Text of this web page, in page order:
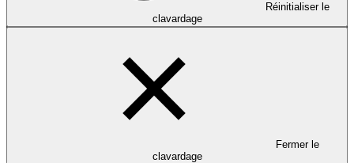
Réinitialiser le
clavardage
Fermer le
clavardage